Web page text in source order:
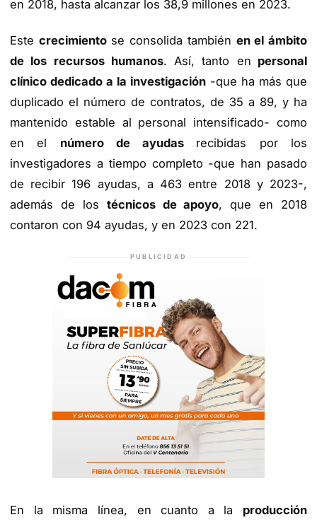
en 2018, hasta alcanzar los 38,9 millones en 2023.
Este crecimientose consolida también en el ámbito
de los recursos humanos. Así, tanto en personal
clínico dedicado a la investigación -que ha más que
duplicado el número de contratos, de 35 a 89, y ha
mantenido estable al personal intensificado- como
en el número de ayudas recibidas por los
investigadores a tiempo completo -que han pasado
de recibir 196 ayudas, a 463 entre 2018 y 2023-,
además de los técnicos de apoyo, que en 2018
contaron con 94 ayudas, y en 2023 con 221.
PUBLICIDAD
En la misma línea, en cuanto a la producción